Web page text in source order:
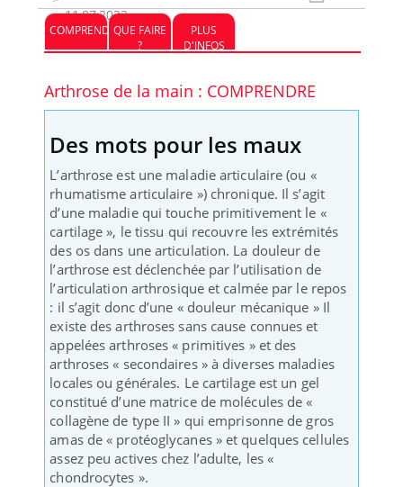
11.07.2022
COMPRENDREQUE FAIRE
?
PLUS
D'INFOS
Arthrose de la main : COMPRENDRE
Des mots pour les maux
L’arthrose est une maladie articulaire (ou «
rhumatisme articulaire ») chronique. Il s’agit
d’une maladie qui touche primitivement le «
cartilage », le tissu qui recouvre les extrémités
des os dans une articulation. La douleur de
l’arthrose est déclenchée par l’utilisation de
l’articulation arthrosique et calmée par le repos
: il s’agit donc d’une « douleur mécanique » Il
existe des arthroses sans cause connues et
appelées arthroses « primitives » et des
arthroses « secondaires » à diverses maladies
locales ou générales. Le cartilage est un gel
constitué d’une matrice de molécules de «
collagène de type II » qui emprisonne de gros
amas de « protéoglycanes » et quelques cellules
assez peu actives chez l’adulte, les «
chondrocytes ».